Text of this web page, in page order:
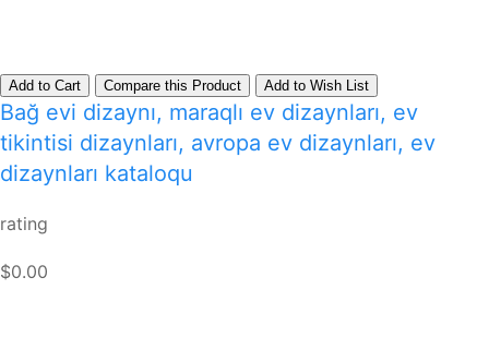
Add to Cart Compare this Product Add to Wish List
Bağ evi dizaynı, maraqlı ev dizaynları, ev
tikintisi dizaynları, avropa ev dizaynları, ev
dizaynları kataloqu
rating
$0.00